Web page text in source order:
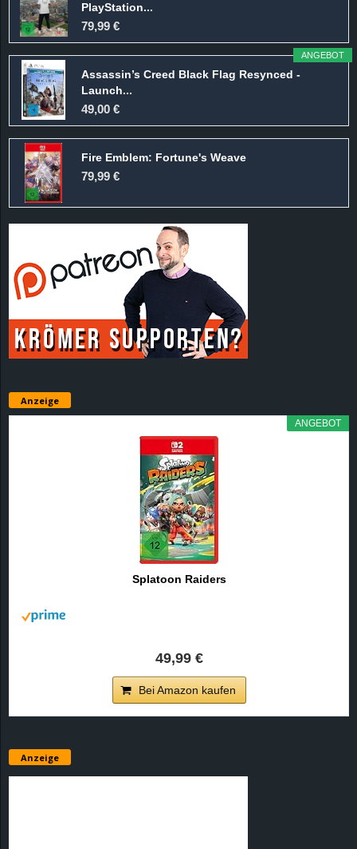
PlayStation...
79,99 €
ANGEBOT
Assassin’s Creed Black Flag Resynced -
Launch...
49,00 €
Fire Emblem: Fortune's Weave
79,99 €
Anzeige
ANGEBOT
Splatoon Raiders
49,99 €
Bei Amazon kaufen
Anzeige